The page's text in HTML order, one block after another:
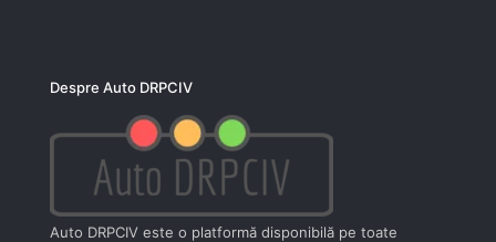
Despre Auto DRPCIV
Auto DRPCIV este o platformă disponibilă pe toate